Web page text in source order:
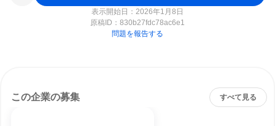
表示開始日：2026年1月8日
原稿ID： 830b27fdc78ac6e1
問題を報告する
この企業の募集 すべて見る